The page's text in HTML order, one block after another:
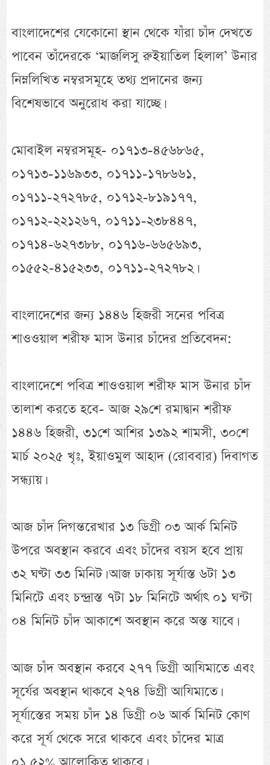
বাংলাদেশের যেকোনো স্থান থেকে যাঁরা চাঁদ দেখতে
পাবেন তাঁদেরকে ‘মাজলিসু রুইয়াতিল হিলাল’ উনার
নিম্নলিখিত নম্বরসমূহে তথ্য প্রদানের জন্য
বিশেষভাবে অনুরোধ করা যাচ্ছে।
মোবাইল নম্বরসমূহ- ০১৭১৩-৪৫৬৮৬৫,
০১৭১৩-১১৬৯৩৩, ০১৭১১-১৭৮৬৬১,
০১৭১১-২৭২৭৮৫, ০১৭১২-৮১৯১৭৭,
০১৭১২-২২১২৬৭, ০১৭১১-২৩৮৪৪৭,
০১৭১৪-৬২৭৩৮৮, ০১৭১৬-৬৬৫৬৯৩,
০১৫৫২-৪১৫২৩৩, ০১৭১১-২৭২৭৮২।
বাংলাদেশের জন্য ১৪৪৬ হিজরী সনের পবিত্র
শাওওয়াল শরীফ মাস উনার চাঁদের প্রতিবেদন:
বাংলাদেশে পবিত্র শাওওয়াল শরীফ মাস উনার চাঁদ
তালাশ করতে হবে- আজ ২৯শে রমাদ্বান শরীফ
১৪৪৬ হিজরী, ৩১শে আশির ১৩৯২ শামসী, ৩০শে
মার্চ ২০২৫ খৃঃ, ইয়াওমুল আহাদ (রোববার) দিবাগত
সন্ধ্যায়।
আজ চাঁদ দিগন্তরেখার ১৩ ডিগ্রী ০৩ আর্ক মিনিট
উপরে অবস্থান করবে এবং চাঁদের বয়স হবে প্রায়
৩২ ঘণ্টা ৩৩ মিনিট। আজ ঢাকায় সূর্যাস্ত ৬টা ১৩
মিনিটে এবং চন্দ্রাস্ত ৭টা ১৮ মিনিটে অর্থাৎ ০১ ঘন্টা
০৪ মিনিট চাঁদ আকাশে অবস্থান করে অস্ত যাবে।
আজ চাঁদ অবস্থান করবে ২৭৭ ডিগ্রী আযিমাতে এবং
সূর্যের অবস্থান থাকবে ২৭৪ ডিগ্রী আযিমাতে।
সূর্যাস্তের সময় চাঁদ ১৪ ডিগ্রী ০৬ আর্ক মিনিট কোণ
করে সূর্য থেকে সরে থাকবে এবং চাঁদের মাত্র